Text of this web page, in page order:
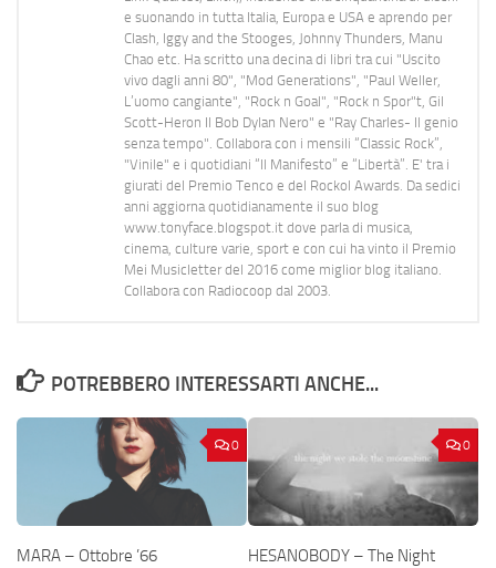
e suonando in tutta Italia, Europa e USA e aprendo per
Clash, Iggy and the Stooges, Johnny Thunders, Manu
Chao etc. Ha scritto una decina di libri tra cui "Uscito
vivo dagli anni 80", "Mod Generations", "Paul Weller,
L’uomo cangiante", "Rock n Goal", "Rock n Spor"t, Gil
Scott-Heron Il Bob Dylan Nero" e "Ray Charles- Il genio
senza tempo". Collabora con i mensili “Classic Rock”,
"Vinile" e i quotidiani “Il Manifesto” e “Libertà”. E' tra i
giurati del Premio Tenco e del Rockol Awards. Da sedici
anni aggiorna quotidianamente il suo blog
www.tonyface.blogspot.it dove parla di musica,
cinema, culture varie, sport e con cui ha vinto il Premio
Mei Musicletter del 2016 come miglior blog italiano.
Collabora con Radiocoop dal 2003.
POTREBBERO INTERESSARTI ANCHE...
0
MARA – Ottobre ’66
0
HESANOBODY – The Night